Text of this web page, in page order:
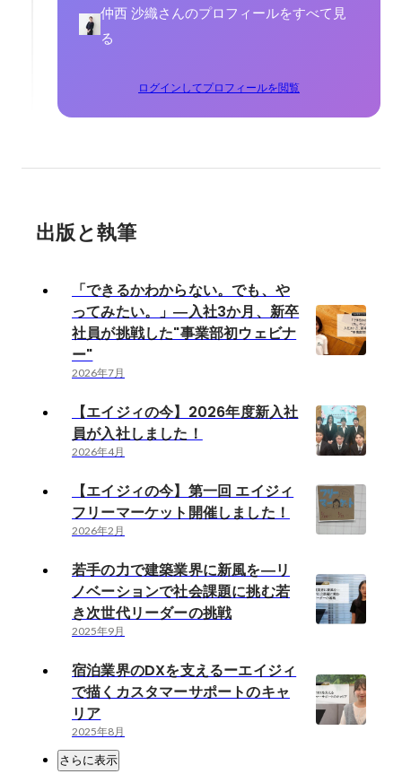
仲西 沙織さんのプロフィールをすべて見
る
ログインしてプロフィールを閲覧
出版と執筆
「できるかわからない。でも、や
ってみたい。」―入社3か月、新卒
社員が挑戦した"事業部初ウェビナ
ー"
2026年7月
【エイジィの今】2026年度新入社
員が入社しました！
2026年4月
【エイジィの今】第一回 エイジィ
フリーマーケット開催しました！
2026年2月
若手の力で建築業界に新風を―リ
ノベーションで社会課題に挑む若
き次世代リーダーの挑戦
2025年9月
宿泊業界のDXを支えるーエイジィ
で描くカスタマーサポートのキャ
リア
2025年8月
さらに表示